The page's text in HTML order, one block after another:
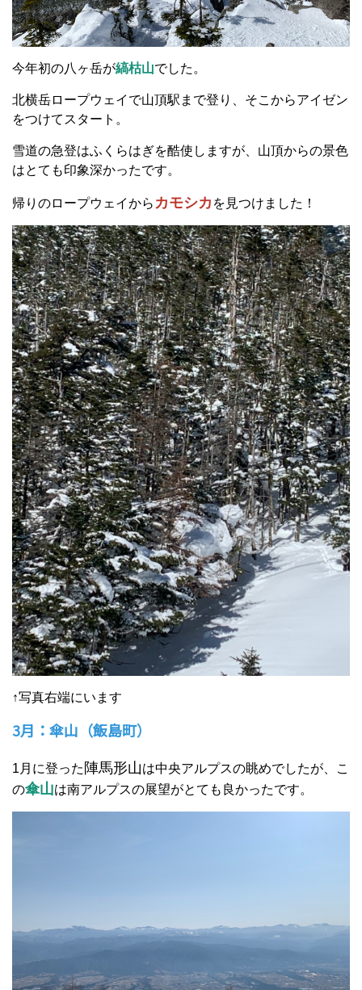
今年初の八ヶ岳が縞枯山でした。
北横岳ロープウェイで山頂駅まで登り、そこからアイゼン
をつけてスタート。
雪道の急登はふくらはぎを酷使しますが、山頂からの景色
はとても印象深かったです。
帰りのロープウェイから カモシカ を見つけました！
↑写真右端にいます
3月：傘山（飯島町）
1月に登った陣馬形山は中央アルプスの眺めでしたが、こ
の傘山は南アルプスの展望がとても良かったです。